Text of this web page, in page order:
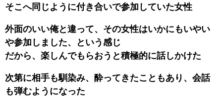
そこへ同じように付き合いで参加していた女性
外面のいい俺と違って、その女性はいかにもいやい
や参加しました、という感じ
だから、楽しんでもらおうと積極的に話しかけた
次第に相手も馴染み、酔ってきたこともあり、会話
も弾むようになった